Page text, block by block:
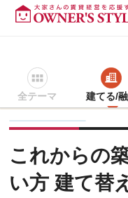
全テーマ 建てる/
賃貸経営ＴＯＰ 建てる/
これからの
い方 建て替